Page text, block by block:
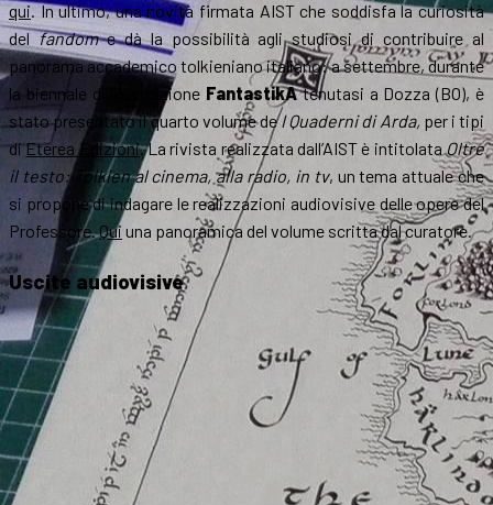
qui. In ultimo, una novità firmata AIST che soddisfa la curiosità
delfandome dà la possibilità agli studiosi di contribuire al
panorama accademico tolkieniano italiano: a settembre, durante
la biennale di illustrazione FantastikAtenutasi a Dozza (BO), è
stato presentato il quarto volume deI Quaderni di Arda, per i tipi
diEterea Edizioni. La rivista realizzata dall’AIST è intitolataOltre
il testo: Tolkien al cinema, alla radio, in tv, un tema attuale che
si propone di indagare le realizzazioni audiovisive delle opere del
Professore.Quiuna panoramica del volume scritta dal curatore.
Uscite audiovisive